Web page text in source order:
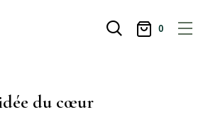
0
du cœur